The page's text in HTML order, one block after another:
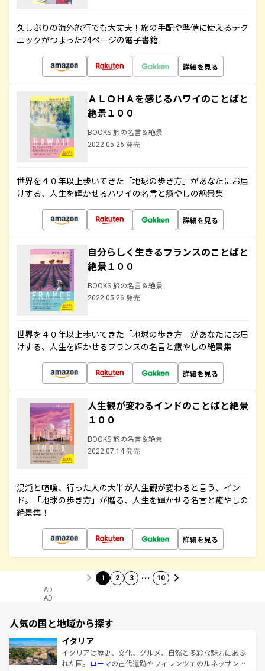
久しぶりの海外旅行でも大丈夫！旅の手配や準備に使えるテク
ニックがつまった24ページの電子書籍
詳細を見る
ＡＬＯＨＡを感じるハワイのことばと
絶景１００
BOOKS 旅の名言＆絶景
2022.05.26 発売
世界を４０年以上歩いてきた「地球の歩き方」があなたにお届
けする、人生を輝かせるハワイの名言と癒やしの絶景集
詳細を見る
自分らしく生きるフランスのことばと
絶景１００
BOOKS 旅の名言＆絶景
2022.05.26 発売
世界を４０年以上歩いてきた「地球の歩き方」があなたにお届
けする、人生を輝かせるフランスの名言と癒やしの絶景集
詳細を見る
人生観が変わるインドのことばと絶景
１００
BOOKS 旅の名言＆絶景
2022.07.14 発売
混沌と喧噪、行った人の大半が人生観が変わると言う、イン
ド。「地球の歩き方」が贈る、人生を輝かせる名言と癒やしの
絶景集！
詳細を見る
1 2 3 … 10
AD
AD
人気の国と地域から探す
イタリア
イタリアは歴史、文化、グルメ、自然と多彩な魅力にあふ
れた国。 ローマの古代遺跡やフィレンツェのルネッサンス